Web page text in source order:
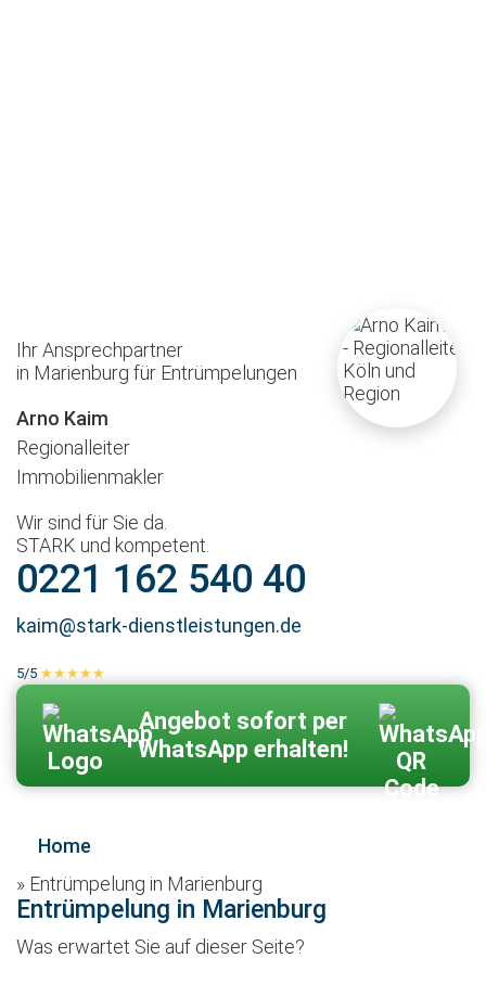
Ihr Ansprechpartner
in Marienburg für Entrümpelungen
Arno Kaim
Regionalleiter
Immobilienmakler
Wir sind für Sie da.
STARK und kompetent.
0221 162 540 40
kaim@stark-dienstleistungen.de
5/5 ★★★★★
100 % echte Kundenbewertungen
Zum KontaktformularAngebot sofort per
WhatsApp erhalten!
Home
» Entrümpelung in Marienburg
Entrümpelung in Marienburg
Was erwartet Sie auf dieser Seite?